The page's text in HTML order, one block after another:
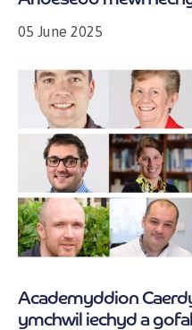
05 June 2025
Academyddion
ymchwil iechyd a